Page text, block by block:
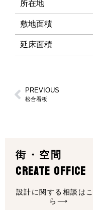
所在地
敷地面積
延床面積
PREVIOUS
松合看板
街・空間
CREATE OFFICE
設計に関する相談は
ら⟶